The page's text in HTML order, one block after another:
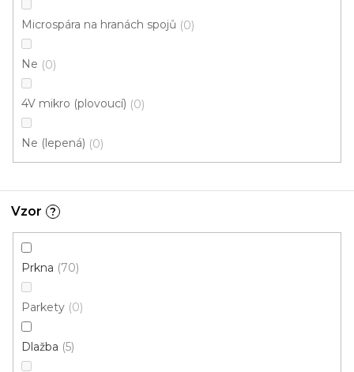
Microspára na hranách spojů 0
Ne 0
4V mikro (plovoucí) 0
Ne (lepená) 0
Vzor ?
Prkna 70
Parkety 0
Dlažba 5
od398 Kč/ m2
599 Kč
Fix (lepená)